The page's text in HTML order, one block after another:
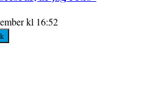
kl 16:52